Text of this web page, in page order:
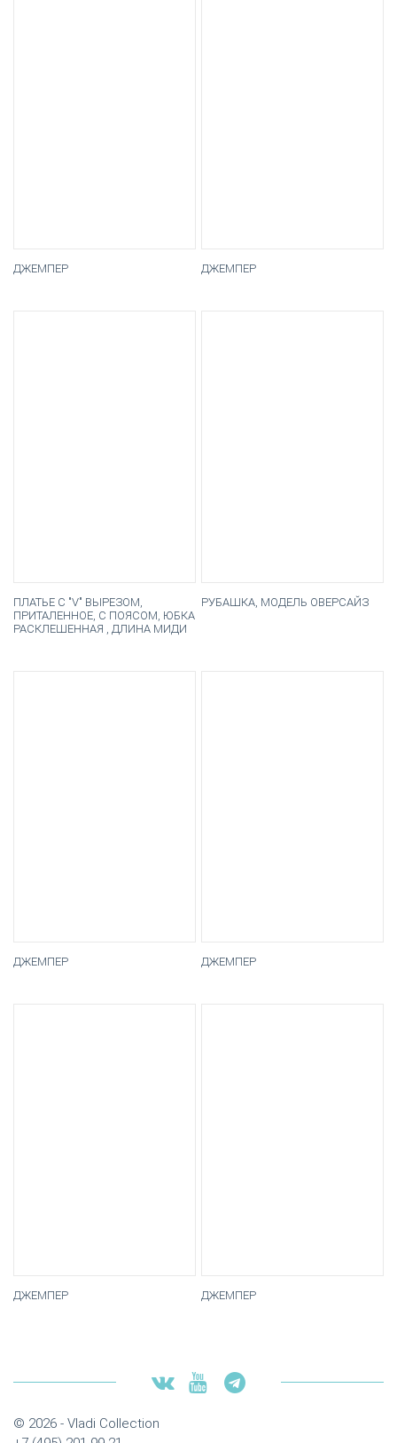
ДЖЕМПЕР ДЖЕМПЕР
ПЛАТЬЕ С "V" ВЫРЕЗОМ,
ПРИТАЛЕННОЕ, С ПОЯСОМ, ЮБКА
РАСКЛЕШЕННАЯ , ДЛИНА МИДИ
РУБАШКА, МОДЕЛЬ ОВЕРСАЙЗ
ДЖЕМПЕР ДЖЕМПЕР
ДЖЕМПЕР ДЖЕМПЕР
© 2026 - Vladi Collection